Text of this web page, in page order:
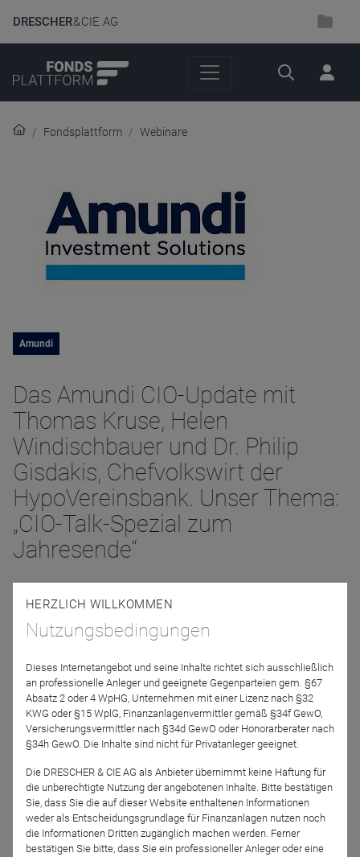
DRESCHER& CIE AG
Suche
Fondsplattform Webinare
Amundi
Das Amundi CIO-Update mit
Thomas Kruse, Helen
Windischbauer und Dr. Philip
Gisdakis, Chefvolkswirt der
HypoVereinsbank. Unser Thema:
„CIO-Talk-Spezial zum
Jahresende“
12. Dezember 2024 | 13:00 Uhr
Der kurze, prägnante und verständliche Marktüberblick des
Amundi CIO –
immer mit renommierten Gastreferenten aus Politik und
Wirtschaft.
Jetzt für das Partner-Webinar anmelden
HERZLICH WILLKOMMEN
Nutzungsbedingungen
Dieses Internetangebot und seine Inhalte richtet sich ausschließlich
an professionelle Anleger und geeignete Gegenparteien gem. §67
Absatz 2 oder 4 WpHG, Unternehmen mit einer Lizenz nach §32
KWG oder §15 WplG, Finanzanlagenvermittler gemäß §34f GewO,
Versicherungsvermittler nach §34d GewO oder Honorarberater nach
§34h GewO. Die Inhalte sind nicht für Privatanleger geeignet.
Die DRESCHER & CIE AG als Anbieter übernimmt keine Haftung für
die unberechtigte Nutzung der angebotenen Inhalte. Bitte bestätigen
Sie, dass Sie die auf dieser Website enthaltenen Informationen
weder als Entscheidungsgrundlage für Finanzanlagen nutzen noch
die Informationen Dritten zugänglich machen werden. Ferner
bestätigen Sie bitte, dass Sie ein professioneller Anleger oder eine